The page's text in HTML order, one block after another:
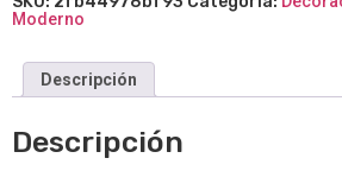
Moderno
Descripción
Descripción